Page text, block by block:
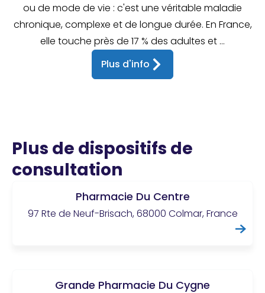
ou de mode de vie : c'est une véritable maladie
chronique, complexe et de longue durée. En France,
elle touche près de 17 % des adultes et ...
Plus d'info
Plus de dispositifs de
consultation
Pharmacie Du Centre
97 Rte de Neuf-Brisach, 68000 Colmar, France
Grande Pharmacie Du Cygne